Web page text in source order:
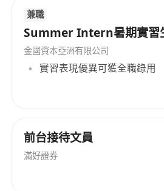
質的產品和服務，公司客戶留
上，業務連續性得到有效保障
司已沉澱超過 2萬個境內固收
成了國內最活躍的固收交易社
內客戶已在香港及海外設立分
融業務，存在明確的本地化科
合規能力：公司高度重視合規
境內外金融科技行業監管要求
流程的標準化管理體系，本次
署、數據不出境”的核心合規架
语义解析技术在香港及东南亚
广、为境外金融机构提供金融
方案服务。立足香港、服务全
香港业务高速扩张，公司现面
管理人才与核心业务骨干，多
备，诚邀精英加入。 母公司
了完整的自主知识产权体系。
母公司已自主研发并获得语义
项、计算机软件著作权 69 项
自主知识产权，形成了较高的
兼職
Summer Intern暑期實習
金國資本亞洲有限公司
實習表現優異可獲全職錄用
前台接待文員
滿好證券